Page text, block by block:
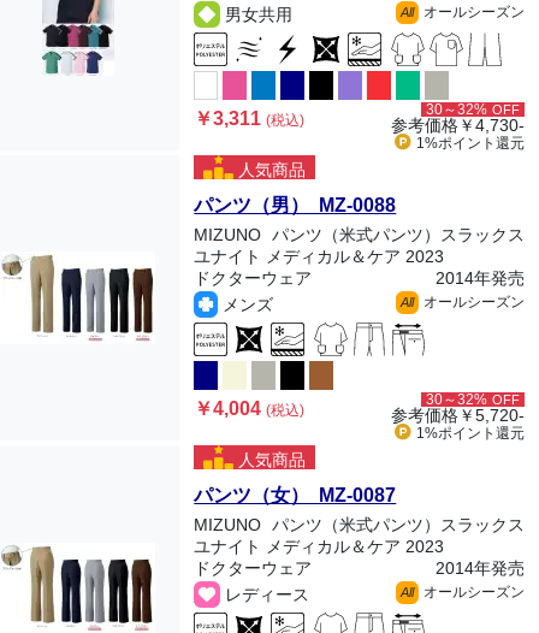
男女共用
All オールシーズン
￥3,311(税込)
30～32% OFF
参考価格￥4,730-
1%ポイント 還元
人気商品
パンツ（男） MZ-0088
MIZUNO パンツ（米式パンツ）スラックス
ユナイト メディカル＆ケア 2023
ドクターウェア
2014年発売
メンズ
All オールシーズン
￥4,004(税込)
30～32% OFF
参考価格￥5,720-
1%ポイント 還元
人気商品
パンツ（女） MZ-0087
MIZUNO パンツ（米式パンツ）スラックス
ユナイト メディカル＆ケア 2023
ドクターウェア
2014年発売
レディース
All オールシーズン